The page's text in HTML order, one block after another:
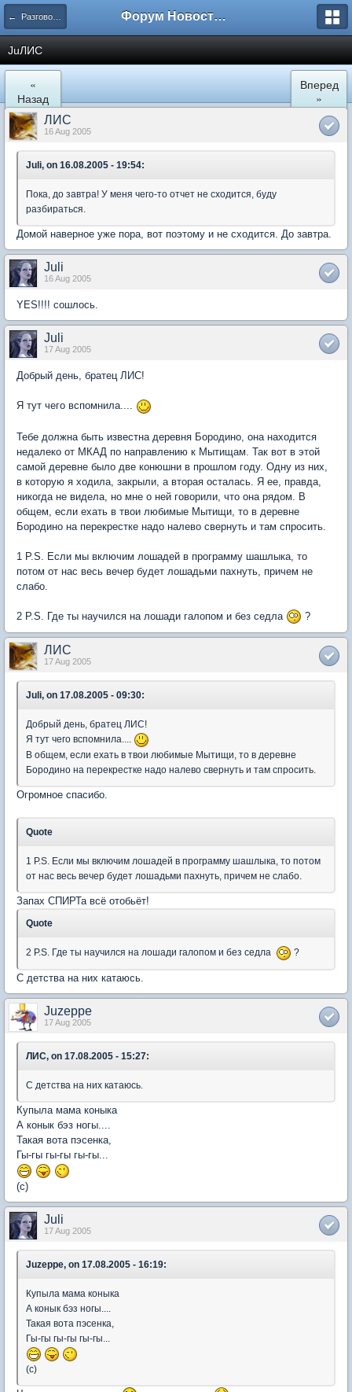
← Разговоры обо всем Форум Новостройки
JuЛИС
«
Назад
Вперед
»
ЛИС
16 Aug 2005
Juli, on 16.08.2005 - 19:54:
Пока, до завтра! У меня чего-то отчет не сходится, буду
разбираться.
Домой наверное уже пора, вот поэтому и не сходится. До завтра.
Juli
16 Aug 2005
YES!!!! сошлось.
Juli
17 Aug 2005
Добрый день, братец ЛИС!
Я тут чего вспомнила....
Тебе должна быть известна деревня Бородино, она находится
недалеко от МКАД по направлению к Мытищам. Так вот в этой
самой деревне было две конюшни в прошлом году. Одну из них,
в которую я ходила, закрыли, а вторая осталась. Я ее, правда,
никогда не видела, но мне о ней говорили, что она рядом. В
общем, если ехать в твои любимые Мытищи, то в деревне
Бородино на перекрестке надо налево свернуть и там спросить.
1 P.S. Если мы включим лошадей в программу шашлыка, то
потом от нас весь вечер будет лошадьми пахнуть, причем не
слабо.
2 P.S. Где ты научился на лошади галопом и без седла ?
ЛИС
17 Aug 2005
Juli, on 17.08.2005 - 09:30:
Добрый день, братец ЛИС!
Я тут чего вспомнила....
В общем, если ехать в твои любимые Мытищи, то в деревне
Бородино на перекрестке надо налево свернуть и там спросить.
Огромное спасибо.
Quote
1 P.S. Если мы включим лошадей в программу шашлыка, то потом
от нас весь вечер будет лошадьми пахнуть, причем не слабо.
Запах СПИРТа всё отобьёт!
Quote
2 P.S. Где ты научился на лошади галопом и без седла ?
С детства на них катаюсь.
Juzeppe
17 Aug 2005
ЛИС, on 17.08.2005 - 15:27:
С детства на них катаюсь.
Купыла мама коныка
А конык бэз ногы....
Такая вота пэсенка,
Гы-гы гы-гы гы-гы...
(с)
Juli
17 Aug 2005
Juzeppe, on 17.08.2005 - 16:19:
Купыла мама коныка
А конык бэз ногы....
Такая вота пэсенка,
Гы-гы гы-гы гы-гы...
(с)